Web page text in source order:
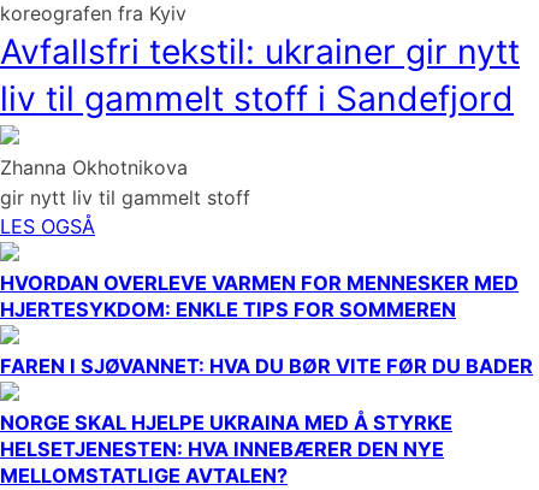
koreografen fra Kyiv
Avfallsfri tekstil: ukrainer gir nytt
liv til gammelt stoff i Sandefjord
Zhanna Okhotnikova
gir nytt liv til gammelt stoff
LES OGSÅ
HVORDAN OVERLEVE VARMEN FOR MENNESKER MED
HJERTESYKDOM: ENKLE TIPS FOR SOMMEREN
FAREN I SJØVANNET: HVA DU BØR VITE FØR DU BADER
NORGE SKAL HJELPE UKRAINA MED Å STYRKE
HELSETJENESTEN: HVA INNEBÆRER DEN NYE
MELLOMSTATLIGE AVTALEN?